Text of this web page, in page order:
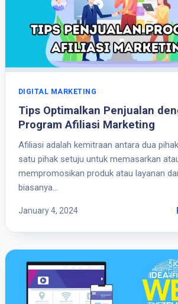
DIGITAL MARKETING
Tips Optimalkan Penjualan
Program Afiliasi Marketing
Afiliasi adalah kemitraan antara dua
satu pihak setuju untuk memasarkan
mempromosikan produk atau layanan
biasanya…
January 4, 2024